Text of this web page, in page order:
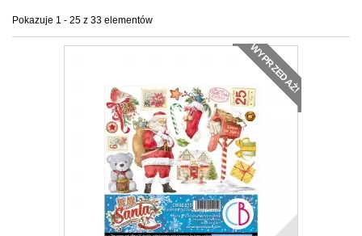
Pokazuje 1 - 25 z 33 elementów
WYPRZEDAŻ!